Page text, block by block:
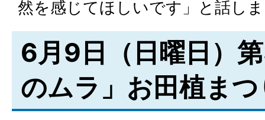
然を感じてほしいです」と話し
6月9日（日曜日）
のムラ」お田植ま